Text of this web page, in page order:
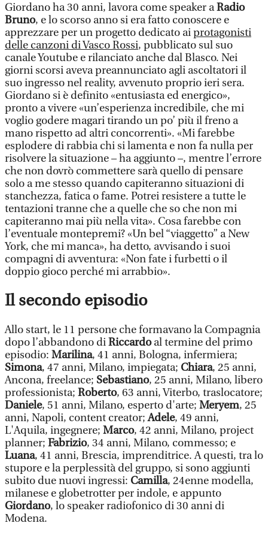
Giordano ha 30 anni, lavora come speaker aRadio
Bruno, e lo scorso anno si era fatto conoscere e
apprezzare per un progetto dedicato aiprotagonisti
delle canzoni di Vasco Rossi, pubblicato sul suo
canale Youtube e rilanciato anche dal Blasco. Nei
giorni scorsi aveva preannunciato agli ascoltatori il
suo ingresso nel reality, avvenuto proprio ieri sera.
Giordano si è definito «entusiasta ed energico»,
pronto a vivere «un’esperienza incredibile, che mi
voglio godere magari tirando un po’ più il freno a
mano rispetto ad altri concorrenti». «Mi farebbe
esplodere di rabbia chi si lamenta e non fa nulla per
risolvere la situazione – ha aggiunto –, mentre l’errore
che non dovrò commettere sarà quello di pensare
solo a me stesso quando capiteranno situazioni di
stanchezza, fatica o fame. Potrei resistere a tutte le
tentazioni tranne che a quelle che so che non mi
capiteranno mai più nella vita». Cosa farebbe con
l’eventuale montepremi? «Un bel “viaggetto” a New
York, che mi manca», ha detto, avvisando i suoi
compagni di avventura: «Non fate i furbetti o il
doppio gioco perché mi arrabbio».
Il secondo episodio
Allo start, le 11 persone che formavano la Compagnia
dopo l’abbandono diRiccardoal termine del primo
episodio: Marilina, 41 anni, Bologna, infermiera;
Simona, 47 anni, Milano, impiegata; Chiara, 25 anni,
Ancona, freelance; Sebastiano, 25 anni, Milano, libero
professionista; Roberto, 63 anni, Viterbo, traslocatore;
Daniele, 51 anni, Milano, esperto d'arte; Meryem, 25
anni, Napoli, content creator;Adele, 49 anni,
L'Aquila, ingegnere; Marco, 42 anni, Milano, project
planner; Fabrizio, 34 anni, Milano, commesso; e
Luana, 41 anni, Brescia, imprenditrice. A questi, tra lo
stupore e la perplessità del gruppo, si sono aggiunti
subito due nuovi ingressi: Camilla, 24enne modella,
milanese e globetrotter per indole, e appunto
Giordano, lo speaker radiofonico di 30 anni di
Modena.